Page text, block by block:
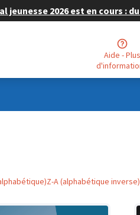
2026 est en cours : du
Aide - Plus
Z-A (alphabétique inverse)